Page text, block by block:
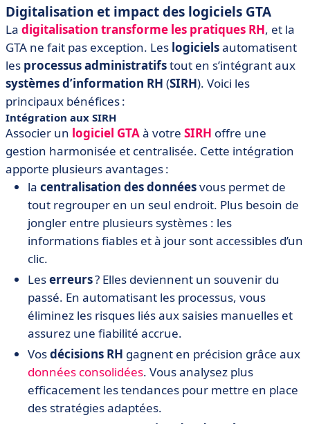
Digitalisation et impact des logiciels GTA
​​La digitalisation transforme les pratiques RH, et la
GTA ne fait pas exception. Les logicielsautomatisent
les processus administratifstout en s’intégrant aux
systèmes d’information RH (SIRH). Voici les
principaux bénéfices :
Intégration aux SIRH
Associer un logiciel GTAà votre SIRH offre une
gestion harmonisée et centralisée. Cette intégration
apporte plusieurs avantages :
la centralisation des donnéesvous permet de
tout regrouper en un seul endroit. Plus besoin de
jongler entre plusieurs systèmes : les
informations fiables et à jour sont accessibles d’un
clic.
Leserreurs? Elles deviennent un souvenir du
passé. En automatisant les processus, vous
éliminez les risques liés aux saisies manuelles et
assurez une fiabilité accrue.
Vosdécisions RH gagnent en précision grâce aux
données consolidées. Vous analysez plus
efficacement les tendances pour mettre en place
des stratégies adaptées.